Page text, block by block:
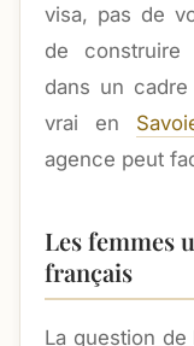
visa, pas de
de construire
dans un
vrai en
agence peut
Les femmes
français
La question